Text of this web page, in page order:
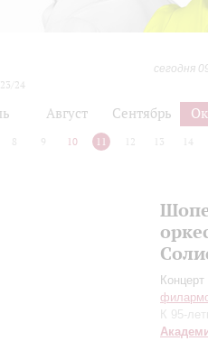
сегодня
24
Август Сентябрь
8 9 10 11 12 13 14
К 95-